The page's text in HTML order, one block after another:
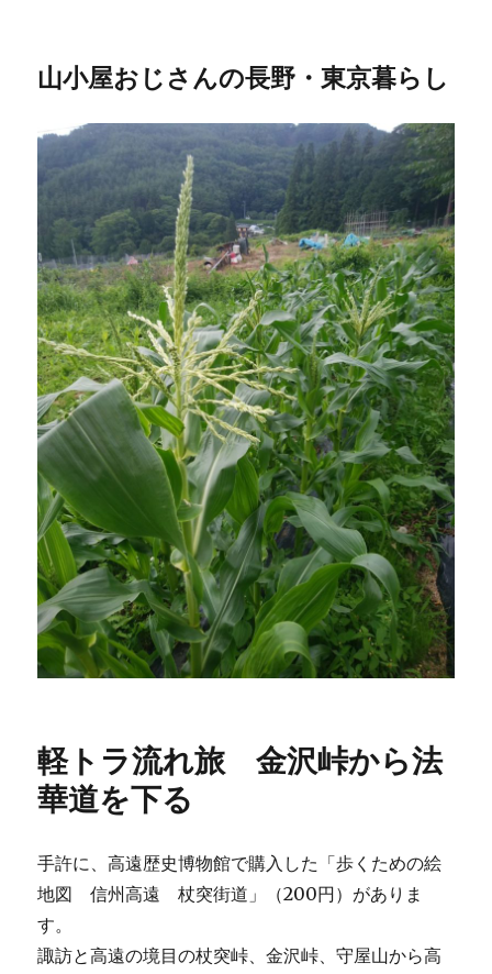
山小屋おじさんの長野・東京暮らし
軽トラ流れ旅 金沢峠から法
華道を下る
手許に、高遠歴史博物館で購入した「歩くための絵
地図 信州高遠 杖突街道」（200円）がありま
す。
諏訪と高遠の境目の杖突峠、金沢峠、守屋山から高